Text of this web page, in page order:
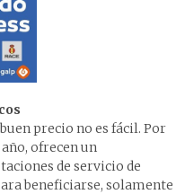
precio no es fácil. Por
año, ofrecen un
de servicio de
beneficiarse, solamente